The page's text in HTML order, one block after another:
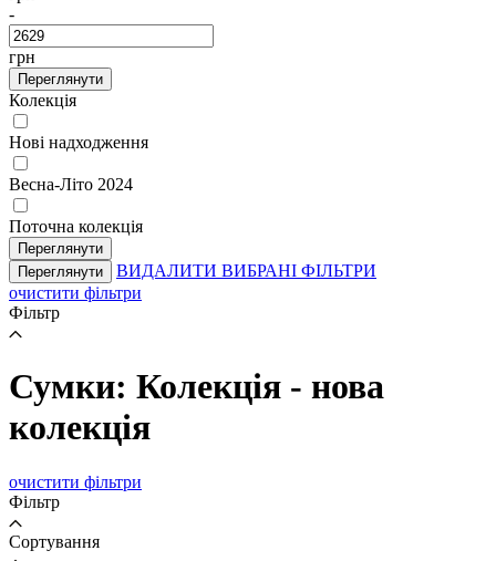
-
грн
Переглянути
Колекція
Нові надходження
Весна-Літо 2024
Поточна колекція
Переглянути
Переглянути
ВИДАЛИТИ ВИБРАНІ ФІЛЬТРИ
очистити фільтри
Фільтр
Сумки: Колекція - нова
колекція
очистити фільтри
Фільтр
Сортування